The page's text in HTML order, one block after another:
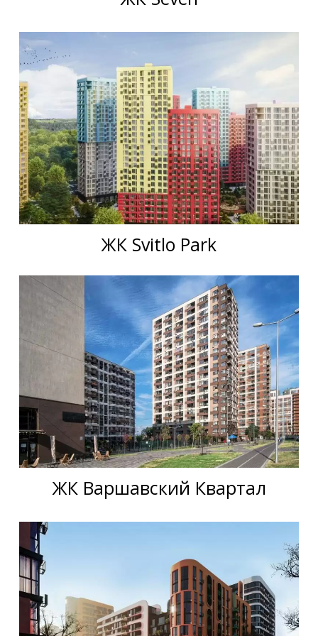
ЖК Svitlo Park
ЖК Варшавский Квартал